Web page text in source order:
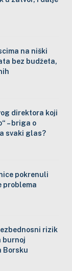
na niški
bez budžeta,
direktora koji
– briga o
svaki glas?
pokrenuli
problema
rizik
burnoj
Borsku